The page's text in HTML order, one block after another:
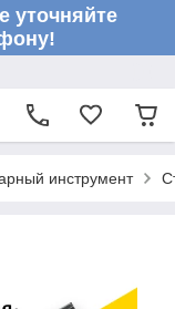
уточняйте
инструмент